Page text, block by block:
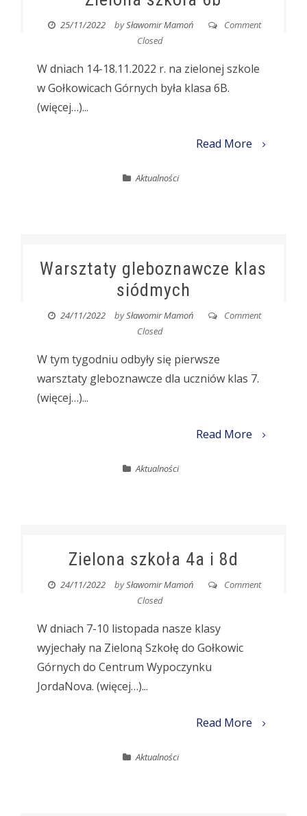
25/11/2022 bySławomir Mamoń
Comment
Closed
W dniach 14-18.11.2022 r. na zielonej szkole
w Gołkowicach Górnych była klasa 6B.
(więcej…)...
Read More
Aktualności
Warsztaty gleboznawcze klas
siódmych
24/11/2022 bySławomir Mamoń
Comment
Closed
W tym tygodniu odbyły się pierwsze
warsztaty gleboznawcze dla uczniów klas 7.
(więcej…)...
Read More
Aktualności
Zielona szkoła 4a i 8d
24/11/2022 bySławomir Mamoń
Comment
Closed
W dniach 7-10 listopada nasze klasy
wyjechały na Zieloną Szkołę do Gołkowic
Górnych do Centrum Wypoczynku
JordaNova. (więcej…)...
Read More
Aktualności